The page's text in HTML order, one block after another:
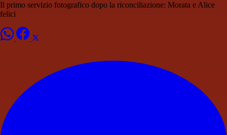
Il primo servizio fotografico dopo la riconciliazione: Morata e Alice
felici